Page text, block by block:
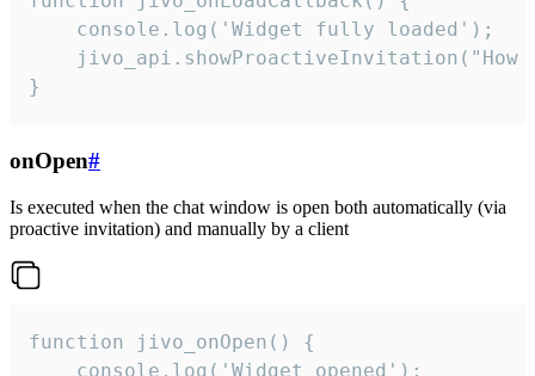
    console.log('Widget fully loaded');
jivo_api.showProactiveInvitation("How
}
onOpen#
Is executed when the chat window is open both automatically (via
proactive invitation) and manually by a client
function jivo_onOpen() {
    console.log('Widget opened');